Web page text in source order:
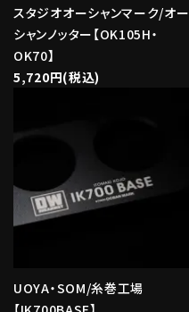
スタジオオーシャンマーク/オー
シャンノッター【OK105H・
OK70】
5,720円(税込)
UOYA・SOM/糸巻工場